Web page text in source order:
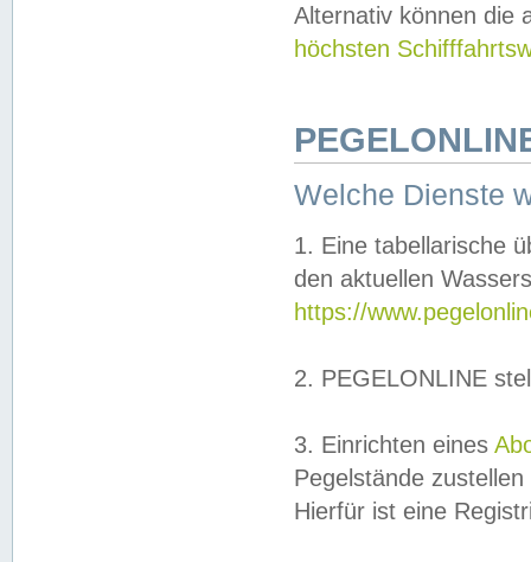
Alternativ können die
höchsten
Welche Dienste
1. Eine tabellarische
den aktuellen
https://
2. PEGELONLINE
3. Einrichten eines
Pegelstände
Hierfür ist eine